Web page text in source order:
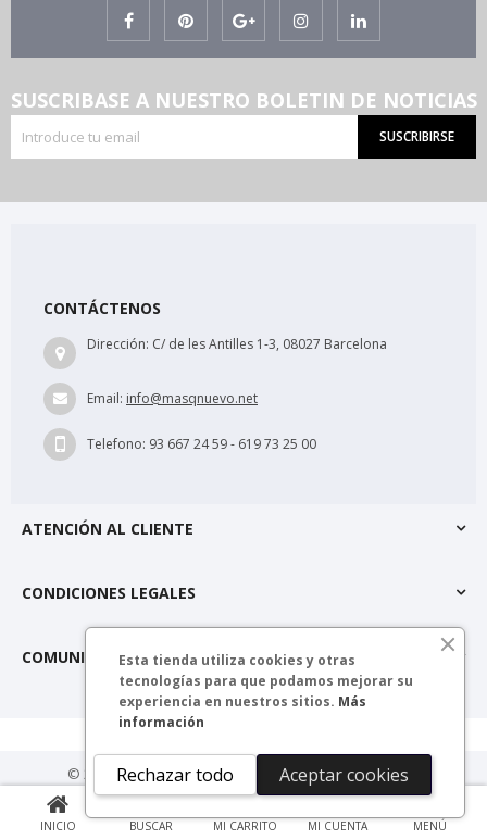
INICIO BUSCAR
0
MI CARRITO MI CUENTA MENÚ
SUSCRIBASE A NUESTRO BOLETIN DE NOTICIAS
SUSCRIBIRSE
CONTÁCTENOS
Dirección: C/ de les Antilles 1-3, 08027 Barcelona
Email: info@masqnuevo.net
Telefono: 93 667 24 59 - 619 73 25 00
ATENCIÓN AL CLIENTE
CONDICIONES LEGALES
COMUNIDAD MÁSQNUEVO
© 2025 másQnuevo. Todos los derechos reservados.
Esta tienda utiliza cookies y otras
tecnologías para que podamos mejorar su
experiencia en nuestros sitios. Más
información
Aceptar cookies
Rechazar todo